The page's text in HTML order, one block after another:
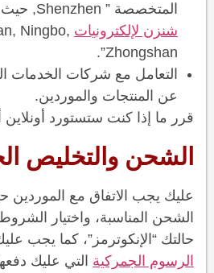
المتخصصة ” Shenzhen, حيث يوجد
شنزن لإلكترونيات Ningbo,
Zhongshan”.
التعامل مع شركات الخدمات
عن المنتجات والموردين.
قرر ما إذا كنت ستستورد أونلاين
الشحن والتخليص
عليك يجب الاتفاق مع
الشحن المناسبة، واختيار
حالتك “الإنكوترمز”، كما يجب
الرسوم الجمركية التي عليك